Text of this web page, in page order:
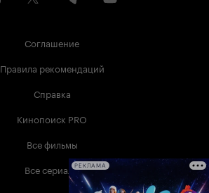
Соглашение
Правила рекомендаций
Справка
Кинопоиск PRO
Все фильмы
Все сериалыРЕКЛАМА